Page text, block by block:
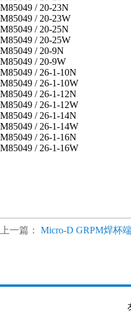
M85049 / 20-23N
M85049 / 20-23W
M85049 / 20-25N
M85049 / 20-25W
M85049 / 20-9N
M85049 / 20-9W
M85049 / 26-1-10N
M85049 / 26-1-10W
M85049 / 26-1-12N
M85049 / 26-1-12W
M85049 / 26-1-14N
M85049 / 26-1-14W
M85049 / 26-1-16N
M85049 / 26-1-16W
上一篇： Micro-D GRPM焊杯